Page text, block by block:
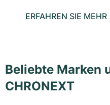
ERFAHREN SIE MEHR
Beliebte Marken
CHRONEXT